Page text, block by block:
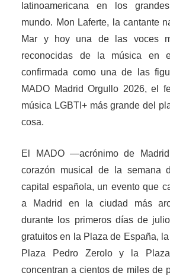
latinoamericana en los
mundo. Mon Laferte, la cantante
Mar y hoy una de las voces
reconocidas de la música en
confirmada como una de las
MADO Madrid Orgullo 2026, el
música LGBTI+ más grande del
cosa.
El MADO —acrónimo de
corazón musical de la semana
capital española, un evento que
a Madrid en la ciudad más
durante los primeros días de
gratuitos en la Plaza de España,
Plaza Pedro Zerolo y la
concentran a cientos de miles de